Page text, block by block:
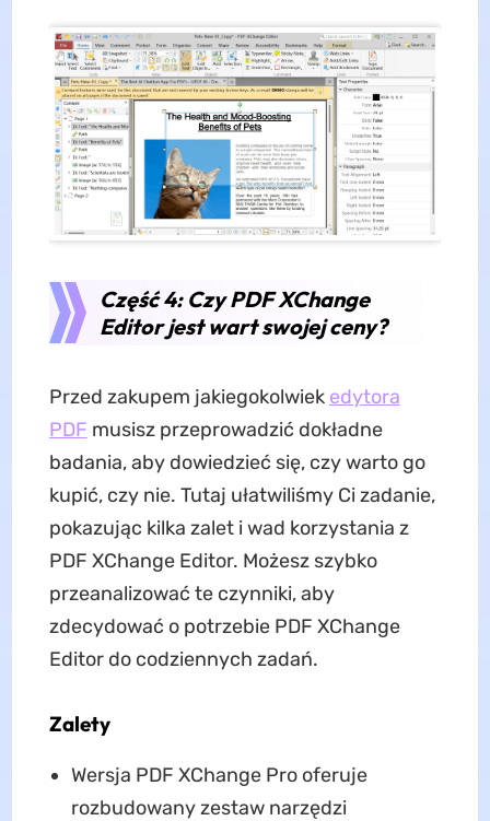
Część 4: Czy PDF XChange
Editor jest wart swojej ceny?
Przed zakupem jakiegokolwiek edytora
PDF musisz przeprowadzić dokładne
badania, aby dowiedzieć się, czy warto go
kupić, czy nie. Tutaj ułatwiliśmy Ci zadanie,
pokazując kilka zalet i wad korzystania z
PDF XChange Editor. Możesz szybko
przeanalizować te czynniki, aby
zdecydować o potrzebie PDF XChange
Editor do codziennych zadań.
Zalety
Wersja PDF XChange Pro oferuje
rozbudowany zestaw narzędzi